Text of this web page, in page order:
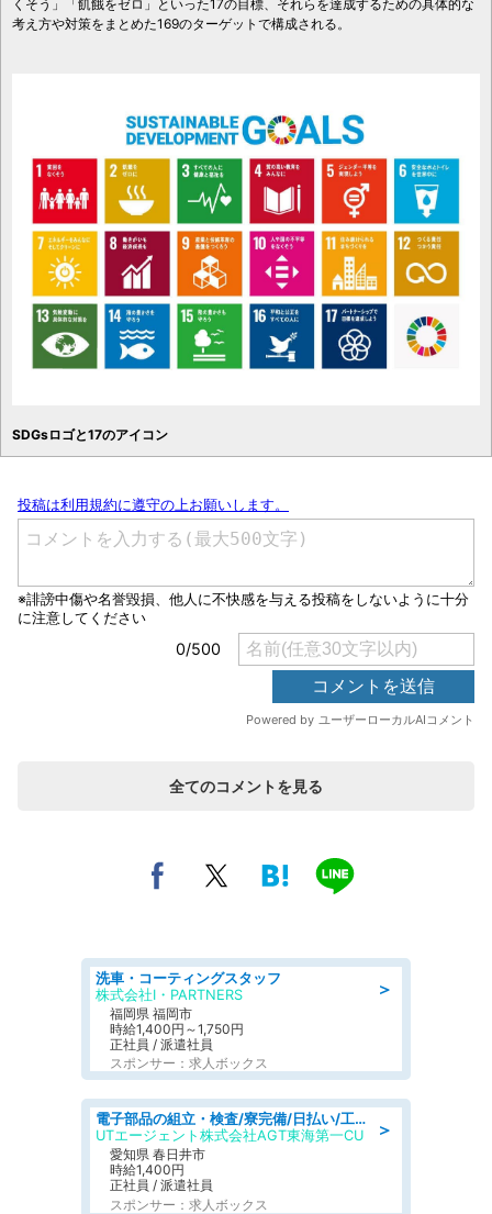
くそう」「飢餓をゼロ」といった17の目標、それらを達成するための具体的な
考え方や対策をまとめた169のターゲットで構成される。
SDGsロゴと17のアイコン
全てのコメントを見る
＞
洗車・コーティングスタッフ
株式会社I・PARTNERS
福岡県 福岡市
時給1,400円～1,750円
正社員 / 派遣社員
スポンサー：求人ボックス
＞
電子部品の組立・検査/寮完備/日払い/工場・製造
UTエージェント株式会社AGT東海第一CU
愛知県 春日井市
時給1,400円
正社員 / 派遣社員
スポンサー：求人ボックス